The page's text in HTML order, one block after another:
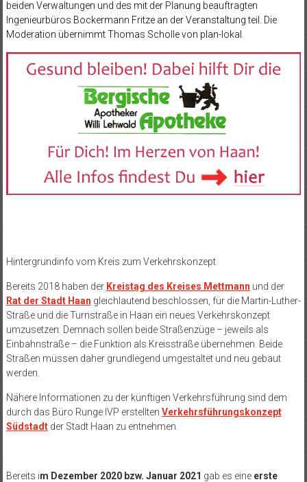
beiden Verwaltungen und des mit der Planung beauftragten
Ingenieurbüros Bockermann Fritze an der Veranstaltung teil. Die
Moderation übernimmt Thomas Scholle von plan-lokal.
Hintergrundinfo vom Kreis zum Verkehrskonzept
Bereits 2018 haben der Kreistag des Kreises Mettmann und der
Rat der Stadt Haan gleichlautend beschlossen, für die Martin-Luther-
Straße und die Turnstraße in Haan ein neues Verkehrskonzept
umzusetzen. Demnach sollen beide Straßenzüge – jeweils als
Einbahnstraße – die Funktion als Kreisstraße übernehmen. Beide
Straßen müssen daher grundlegend umgestaltet und neu gebaut
werden.
Nähere Informationen zu der künftigen Verkehrsführung sind dem
durch das Büro Runge IVP erstellten Verkehrsführungskonzept
Südstadtder Stadt Haan zu entnehmen.
Bereits im Dezember 2020 bzw. Januar 2021 gab es eine erste